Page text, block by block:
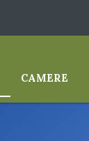
CAMERE